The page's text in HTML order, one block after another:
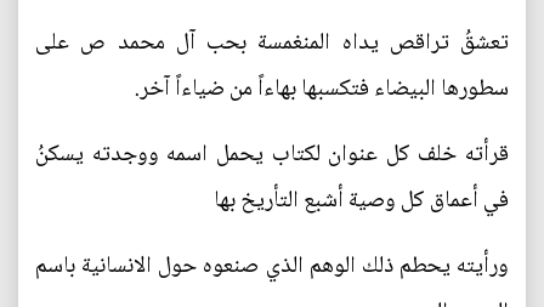
تعشقُ تراقص يداه المنغمسة بحب آل محمد ص على
سطورها البيضاء فتكسبها بهاءاً من ضياءاً آخر.
قرأته خلف كل عنوان لكتاب يحمل اسمه ووجدته يسكنُ
في أعماق كل وصية أشبع التأريخ بها
ورأيته يحطم ذلك الوهم الذي صنعوه حول الانسانية باسم